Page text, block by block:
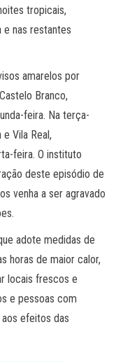
tropicais,
nas restantes
amarelos por
Branco,
feira. Na terça-
Vila Real,
feira. O instituto
deste episódio de
venha a ser agravado
adote medidas de
horas de maior calor,
locais frescos e
e pessoas com
efeitos das